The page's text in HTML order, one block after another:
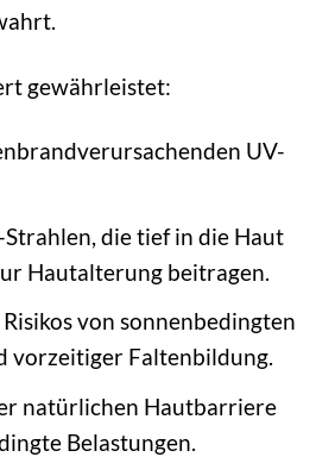
gewährleistet:
UV-
die tief in die Haut
Hautalterung beitragen.
von sonnenbedingten
vorzeitiger Faltenbildung.
natürlichen Hautbarriere
Belastungen.